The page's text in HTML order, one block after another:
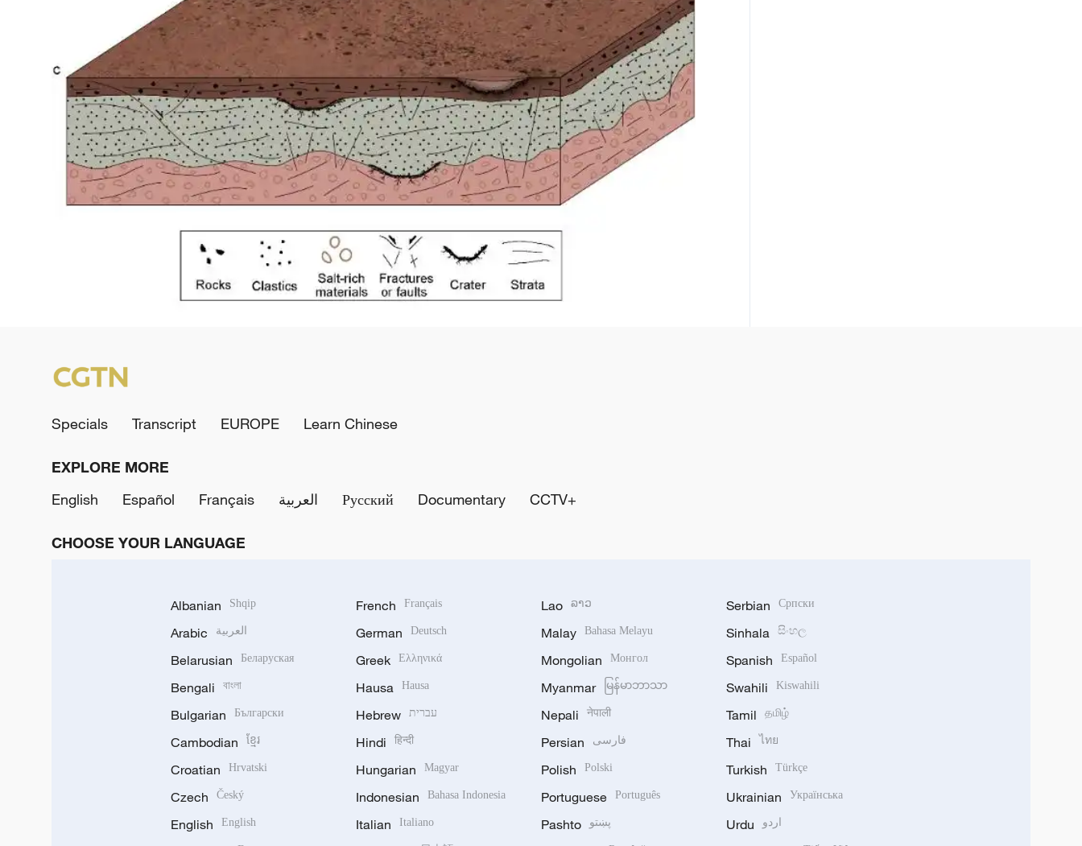
Specials Transcript EUROPE Learn Chinese
EXPLORE MORE
English
Español Français العربية Русский Documentary CCTV+
CHOOSE YOUR LANGUAGE
Albanian Shqip
Arabic العربية
Belarusian Беларуская
Bengali বাংলা
Bulgarian Български
Cambodian ខ្មែរ
Croatian Hrvatski
Czech Český
English English
French Français
German Deutsch
Greek Ελληνικά
Hausa Hausa
Hebrew עברית
Hindi हिन्दी
Hungarian Magyar
Indonesian Bahasa Indonesia
Italian Italiano
Lao ລາວ
Malay Bahasa Melayu
Mongolian Монгол
Myanmar မြန်မာဘာသာ
Nepali नेपाली
Persian فارسی
Polish Polski
Portuguese Português
Pashto پښتو
Serbian Српски
Sinhala සිංහල
Spanish Español
Swahili Kiswahili
Tamil தமிழ்
Thai ไทย
Turkish Türkçe
Ukrainian Українська
Urdu اردو